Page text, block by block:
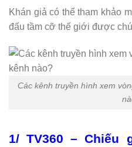
Khán giả có thể tham khảo
đấu tầm cỡ thế giới được
Các kênh truyền hình xem
1/ TV360 – Chiếu